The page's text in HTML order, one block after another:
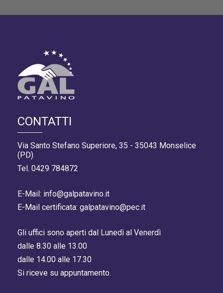
CONTATTI
Via Santo Stefano Superiore, 35 - 35043 Monselice
(PD)
Tel. 0429 784872
E-Mail: info@galpatavino.it
E-Mail certificata: galpatavino@pec.it
Gli uffici sono aperti dal Lunedì al Venerdì
dalle 8.30 alle 13.00
dalle 14.00 alle 17.30
Si riceve su appuntamento.